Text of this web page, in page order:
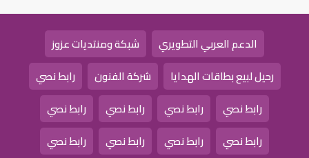
الدعم العربي التطويري
شبكة ومنتديات عزوز
رحيل لبيع بطاقات الهدايا
شركة الفنون
رابط نصي
رابط نصي
رابط نصي رابط نصي
رابط نصي
رابط نصي
رابط نصي رابط نصي
رابط نصي